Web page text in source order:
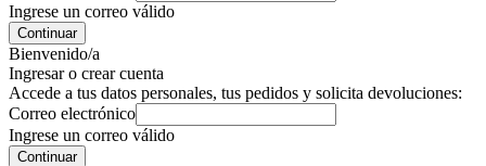
Ingrese un correo válido
Continuar
Bienvenido/a
Ingresar o crear cuenta
Accede a tus datos personales, tus pedidos y solicita devoluciones:
Correo electrónico
Ingrese un correo válido
Continuar